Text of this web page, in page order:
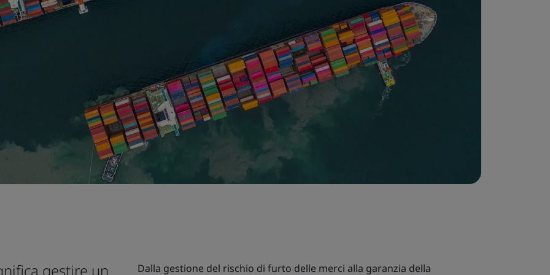
gestire un Dalla gestione del rischio di furto delle merci alla garanzia della